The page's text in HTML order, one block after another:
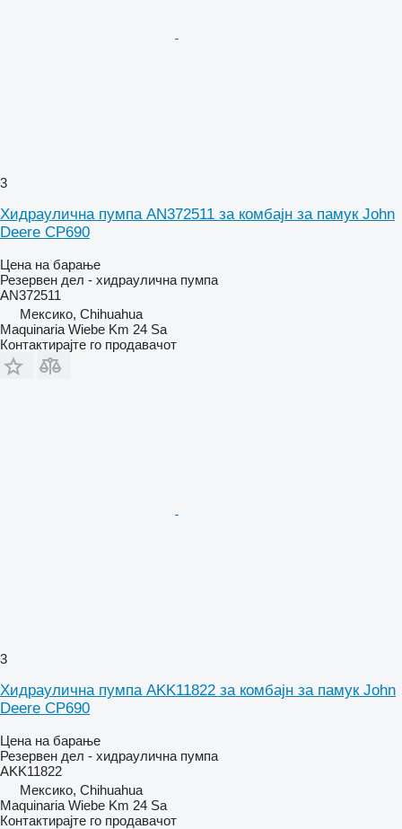
3
Хидраулична пумпа AN372511 за комбајн за памук John
Deere CP690
Цена на барање
Резервен дел - хидраулична пумпа
AN372511
Мексико, Chihuahua
Maquinaria Wiebe Km 24 Sa
Контактирајте го продавачот
3
Хидраулична пумпа AKK11822 за комбајн за памук John
Deere CP690
Цена на барање
Резервен дел - хидраулична пумпа
AKK11822
Мексико, Chihuahua
Maquinaria Wiebe Km 24 Sa
Контактирајте го продавачот